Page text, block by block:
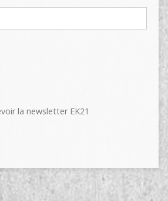
la newsletter EK21